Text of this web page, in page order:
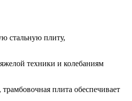
стальную плиту,
техники и колебаниям
плита обеспечивает